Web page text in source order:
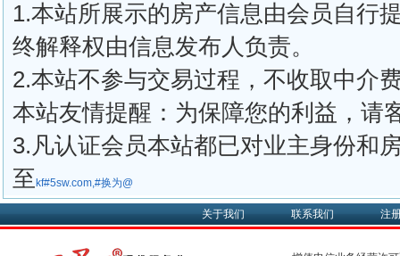
1.本站所展示的房产信息由会员自行
终解释权由信息发布人负责。
2.本站不参与交易过程，不收取中介
本站友情提醒：为保障您的利益，请
3.凡认证会员本站都已对业主身份和
至 kf#5sw.com,#换为@
关于我们 联系我们 注